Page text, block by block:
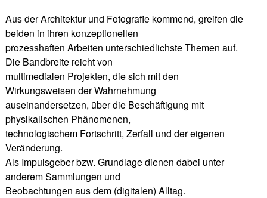
Aus der Architektur und Fotografie kommend, greifen die
beiden in ihren konzeptionellen
prozesshaften Arbeiten unterschiedlichste Themen auf.
Die Bandbreite reicht von
multimedialen Projekten, die sich mit den
Wirkungsweisen der Wahrnehmung
auseinandersetzen, über die Beschäftigung mit
physikalischen Phänomenen,
technologischem Fortschritt, Zerfall und der eigenen
Veränderung.
Als Impulsgeber bzw. Grundlage dienen dabei unter
anderem Sammlungen und
Beobachtungen aus dem (digitalen) Alltag.